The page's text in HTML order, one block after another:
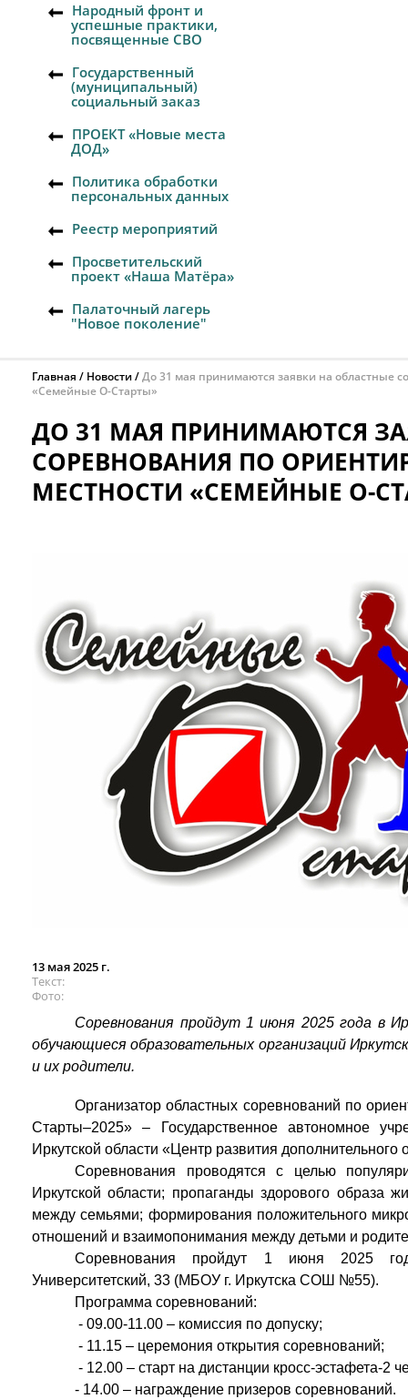
Народный фронт и
успешные практики,
посвященные СВО
Государственный
(муниципальный)
социальный заказ
ПРОЕКТ «Новые места
ДОД»
Политика обработки
персональных данных
Реестр мероприятий
Просветительский
проект «Наша Матёра»
Палаточный лагерь
"Новое поколение"
Главная Новости
До 31 мая принимаются заявки на областные
«Семейные О-Старты»
ДО 31 МАЯ ПРИНИМАЮТСЯ
СОРЕВНОВАНИЯ ПО
МЕСТНОСТИ «СЕМЕЙНЫЕ О-
13 мая 2025 г.
Текст
Фото
Соревнования пройдут 1 июня 2025 года в
обучающиеся образовательных организаций
и их родители.
Организатор областных соревнований по
Старты–2025» – Государственное автономное
Иркутской области «Центр развития дополнительного
Соревнования проводятся с целью
Иркутской области; пропаганды здорового образа
между семьями; формирования положительного
отношений и взаимопонимания между детьми и
Соревнования пройдут 1 июня 2025
Университетский, 33 (МБОУ г. Иркутска СОШ №55).
Программа соревнований:
- 09.00-11.00 – комиссия по допуску;
- 11.15 – церемония открытия соревнований;
- 12.00 – старт на дистанции кросс-эстафета-2
- 14.00 – награждение призеров соревнований.